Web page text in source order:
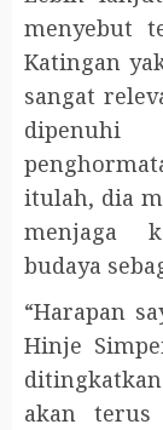
menyebut
Katingan
sangat
itulah, dia
menjaga
budaya
“Harapan
Hinje
akan terus